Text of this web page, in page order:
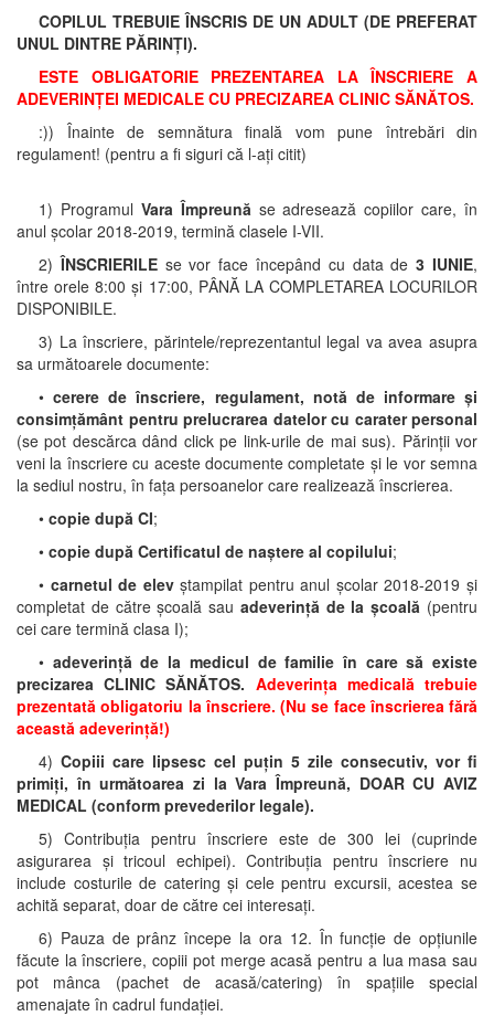
COPILUL TREBUIE ÎNSCRIS DE UN ADULT (DE PREFERAT
UNUL DINTRE PĂRINȚI).
ESTE OBLIGATORIE PREZENTAREA LA ÎNSCRIERE A
ADEVERINȚEI MEDICALE CU PRECIZAREA CLINIC SĂNĂTOS.
:)) Înainte de semnătura finală vom pune întrebări din
regulament! (pentru a fi siguri că l-ați citit)
1) Programul Vara Împreună se adresează copiilor care, în
anul școlar 2018-2019, termină clasele I-VII.
2)ÎNSCRIERILEse vor face începând cu data de3 IUNIE,
între orele 8:00 și 17:00, PÂNĂ LA COMPLETAREA LOCURILOR
DISPONIBILE.
3) La înscriere, părintele/reprezentantul legal va avea asupra
sa următoarele documente:
•cerere de înscriere, regulament, notă de informare și
consimțământ pentru prelucrarea datelor cu carater personal
(se pot descărca dând click pe link-urile de mai sus). Părinții vor
veni la înscriere cu aceste documente completate și le vor semna
la sediul nostru, în fața persoanelor care realizează înscrierea.
• copie după CI;
• copie după Certificatul de naștere al copilului;
• carnetul de elevștampilat pentru anul școlar 2018-2019 și
completat de către școală sau adeverință de la școală (pentru
cei care termină clasa I);
• adeverință de la medicul de familie în care să existe
precizarea CLINIC SĂNĂTOS. Adeverința medicală trebuie
prezentată obligatoriu la înscriere. (Nu se face înscrierea fără
această adeverință!)
4) Copiii care lipsesc cel puțin 5 zile consecutiv, vor fi
primiți, în următoarea zi la Vara Împreună, DOAR CU AVIZ
MEDICAL (conform prevederilor legale).
5) Contribuția pentru înscriere este de 300 lei (cuprinde
asigurarea și tricoul echipei). Contribuția pentru înscriere nu
include costurile de catering și cele pentru excursii, acestea se
achită separat, doar de către cei interesați.
6) Pauza de prânz începe la ora 12. În funcție de opțiunile
făcute la înscriere, copiii pot merge acasă pentru a lua masa sau
pot mânca (pachet de acasă/catering) în spațiile special
amenajate în cadrul fundației.